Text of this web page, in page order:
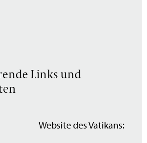
Links und
Website des Vatikans: